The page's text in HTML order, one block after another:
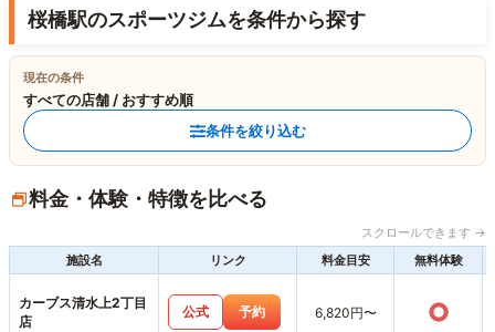
桜橋駅のスポーツジムを条件から探す
現在の条件
すべての店舗 / おすすめ順
条件を絞り込む
料金・体験・特徴を比べる
スクロールできます →
施設名
リンク 料金目安 無料体験
カーブス清水上2丁目
店
公式 予約 6,820円〜 ○